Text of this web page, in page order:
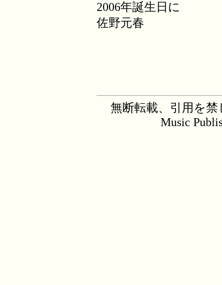
2006年誕生日に
佐野元春
無断転載、引用を禁
Music